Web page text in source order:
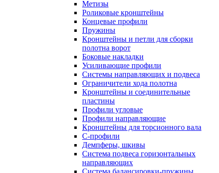
Метизы
Роликовые кронштейны
Концевые профили
Пружины
Кронштейны и петли для сборки
полотна ворот
Боковые накладки
Усиливающие профили
Системы направляющих и подвеса
Ограничители хода полотна
Кронштейны и соединительные
пластины
Профили угловые
Профили направляющие
Кронштейны для торсионного вала
С-профили
Демпферы, шкивы
Система подвеса горизонтальных
направляющих
Система балансировки-пружины